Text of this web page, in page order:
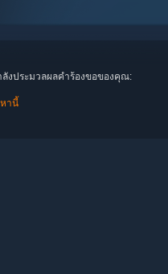
งประมวลผลคำร้องขอของคุณ:
านี้